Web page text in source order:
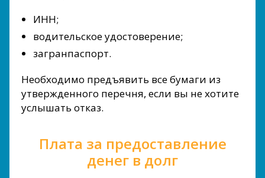
ИНН;
водительское удостоверение;
загранпаспорт.
Необходимо предъявить все бумаги из
утвержденного перечня, если вы не хотите
услышать отказ.
Плата за предоставление
денег в долг